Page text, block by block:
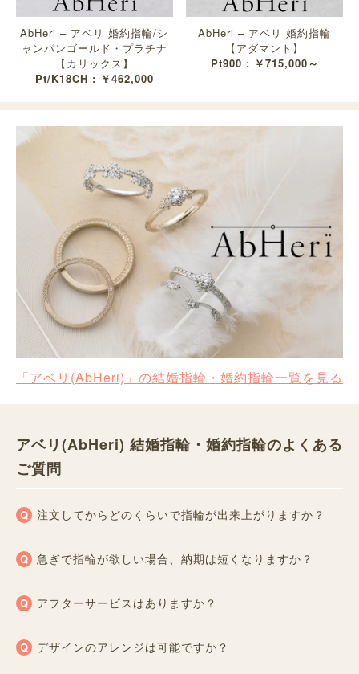
AbHeri – アベリ 婚約指輪/シ
ャンパンゴールド・プラチナ
【カリックス】
Pt/K18CH : ￥462,000
AbHeri – アベリ 婚約指輪
【アダマント】
Pt900 : ￥715,000～
「アベリ(AbHeri)」の結婚指輪・婚約指輪一覧を見る
アベリ(AbHeri) 結婚指輪・婚約指輪のよくある
ご質問
注文してからどのくらいで指輪が出来上がりますか？
急ぎで指輪が欲しい場合、納期は短くなりますか？
アフターサービスはありますか？
デザインのアレンジは可能ですか？